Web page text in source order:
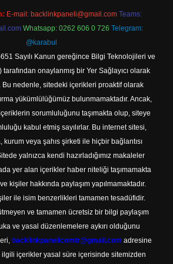
E-mail: backlinkpaneli@gmail.com Teams:
Whatsapp: 0262 606 0 726 Telegram:
@karabul
Sayılı Kanun gereğince Bilgi Teknolojileri ve
tarafından onaylanmış bir Yer Sağlayıcı olarak
Bu nedenle, sitedeki içerikleri proaktif olarak
yükümlülüğümüz bulunmamaktadır. Ancak,
sorumluluğunu taşımakta olup, siteye
kabul etmiş sayılırlar. Bu internet sitesi,
kurum veya şahıs şirketi ile hiçbir bağlantısı
yalnızca kendi hazırladığımız makaleler
yer alan içerikler haber niteliği taşımamakta
kişiler hakkında paylaşım yapılmamaktadır.
ile isim benzerlikleri tamamen tesadüfidir.
ve tamamen ücretsiz bir bilgi paylaşım
ve yasal düzenlemelere aykırı olduğunu
backlinkpanelicomtr@gmail.com adresine
içerikler yasal süre içerisinde sitemizden